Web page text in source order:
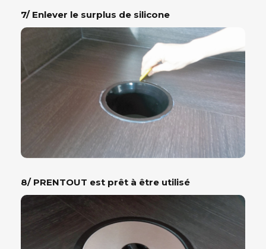
7/ Enlever le surplus de silicone
8/ PRENTOUT est prêt à être utilisé